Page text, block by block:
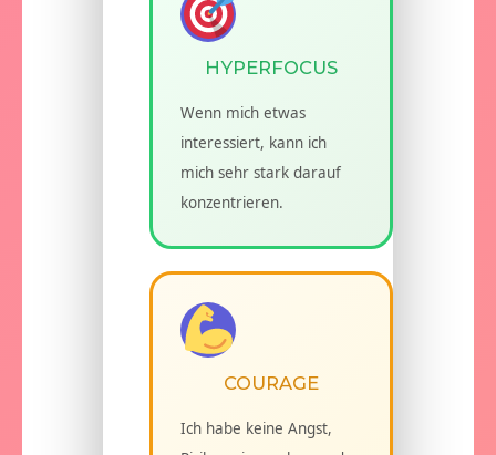
HYPERFOCUS
Wenn mich etwas
interessiert, kann ich
mich sehr stark darauf
konzentrieren.
COURAGE
Ich habe keine Angst,